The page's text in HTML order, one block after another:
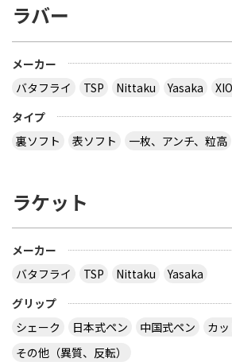
ラバー
メーカー
バタフライ
TSP Nittaku Yasaka
タイプ
裏ソフト
表ソフト 一枚、アンチ、粒高
ラケット
メーカー
バタフライ
TSP Nittaku
Yasaka
グリップ
シェーク
日本式ペン 中国式ペン
カ
その他（異質、反転）